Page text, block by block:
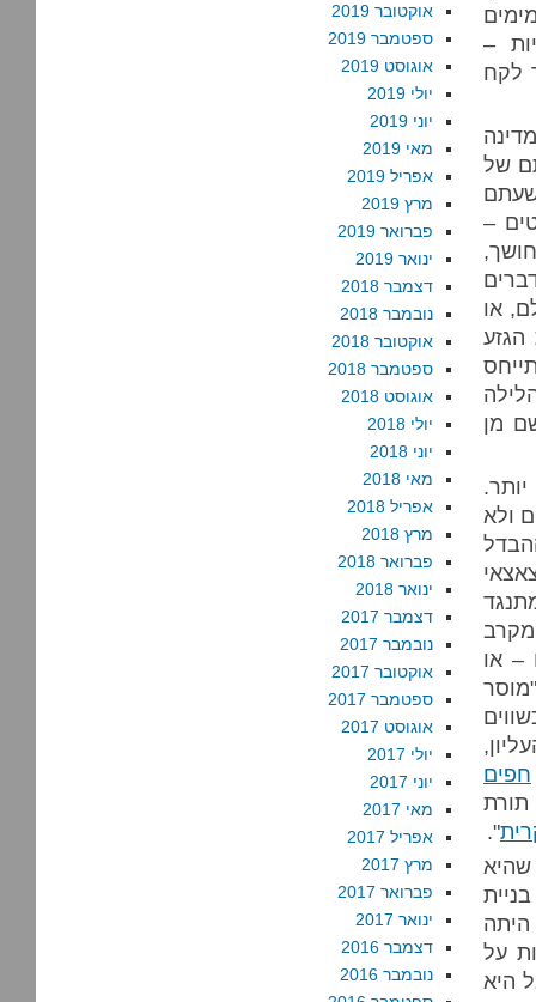
–
לקח
של
–
או
מן
ולא
מקרב
– או
חפים
".
שהיא
על
היא
אוקטובר 2019
ספטמבר 2019
אוגוסט 2019
יולי 2019
יוני 2019
מאי 2019
אפריל 2019
מרץ 2019
פברואר 2019
ינואר 2019
דצמבר 2018
נובמבר 2018
אוקטובר 2018
ספטמבר 2018
אוגוסט 2018
יולי 2018
יוני 2018
מאי 2018
אפריל 2018
מרץ 2018
פברואר 2018
ינואר 2018
דצמבר 2017
נובמבר 2017
אוקטובר 2017
ספטמבר 2017
אוגוסט 2017
יולי 2017
יוני 2017
מאי 2017
אפריל 2017
מרץ 2017
פברואר 2017
ינואר 2017
דצמבר 2016
נובמבר 2016